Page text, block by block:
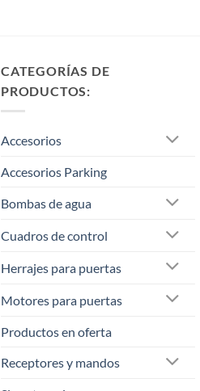
CATEGORÍAS DE
PRODUCTOS:
Accesorios
Accesorios Parking
Bombas de agua
Cuadros de control
Herrajes para puertas
Motores para puertas
Productos en oferta
Receptores y mandos